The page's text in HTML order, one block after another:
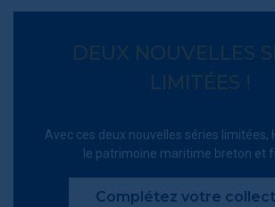
DEUX NOUVELLES
LIMITÉES !
Avec ces deux nouvelles séries limitées,
le patrimoine maritime breton et
Complétez votre